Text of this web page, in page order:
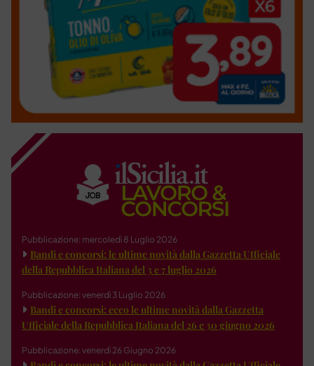
Pubblicazione: mercoledì 8 Luglio 2026
Bandi e concorsi: le ultime novità dalla Gazzetta Ufficiale
della Repubblica Italiana del 3 e 7 luglio 2026
Pubblicazione: venerdì 3 Luglio 2026
Bandi e concorsi: ecco le ultime novità dalla Gazzetta
Ufficiale della Repubblica Italiana del 26 e 30 giugno 2026
Pubblicazione: venerdì 26 Giugno 2026